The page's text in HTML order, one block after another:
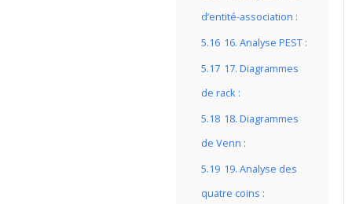
d’entité-association :
5.16 16. Analyse PEST :
5.17 17. Diagrammes
de rack :
5.18 18. Diagrammes
de Venn :
5.19 19. Analyse des
quatre coins :